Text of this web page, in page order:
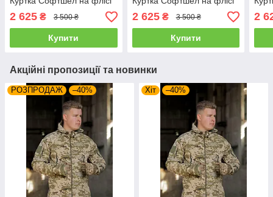
та Штани ріпстоп з
наколінниками Розмір L
2 625 ₴ 3 500 ₴
Купити
та Штани ріпстоп з
наколінниками Розмір S
2 625₴ 3 500 ₴
Купити
та
2
Акційні пропозиції та новинки
РОЗПРОДАЖ –40% Хіт –40%